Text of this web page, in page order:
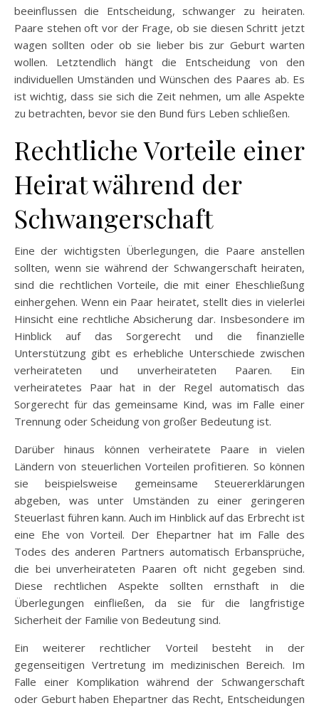
beeinflussen die Entscheidung, schwanger zu heiraten.
Paare stehen oft vor der Frage, ob sie diesen Schritt jetzt
wagen sollten oder ob sie lieber bis zur Geburt warten
wollen. Letztendlich hängt die Entscheidung von den
individuellen Umständen und Wünschen des Paares ab. Es
ist wichtig, dass sie sich die Zeit nehmen, um alle Aspekte
zu betrachten, bevor sie den Bund fürs Leben schließen.
Rechtliche Vorteile einer
Heirat während der
Schwangerschaft
Eine der wichtigsten Überlegungen, die Paare anstellen
sollten, wenn sie während der Schwangerschaft heiraten,
sind die rechtlichen Vorteile, die mit einer Eheschließung
einhergehen. Wenn ein Paar heiratet, stellt dies in vielerlei
Hinsicht eine rechtliche Absicherung dar. Insbesondere im
Hinblick auf das Sorgerecht und die finanzielle
Unterstützung gibt es erhebliche Unterschiede zwischen
verheirateten und unverheirateten Paaren. Ein
verheiratetes Paar hat in der Regel automatisch das
Sorgerecht für das gemeinsame Kind, was im Falle einer
Trennung oder Scheidung von großer Bedeutung ist.
Darüber hinaus können verheiratete Paare in vielen
Ländern von steuerlichen Vorteilen profitieren. So können
sie beispielsweise gemeinsame Steuererklärungen
abgeben, was unter Umständen zu einer geringeren
Steuerlast führen kann. Auch im Hinblick auf das Erbrecht ist
eine Ehe von Vorteil. Der Ehepartner hat im Falle des
Todes des anderen Partners automatisch Erbansprüche,
die bei unverheirateten Paaren oft nicht gegeben sind.
Diese rechtlichen Aspekte sollten ernsthaft in die
Überlegungen einfließen, da sie für die langfristige
Sicherheit der Familie von Bedeutung sind.
Ein weiterer rechtlicher Vorteil besteht in der
gegenseitigen Vertretung im medizinischen Bereich. Im
Falle einer Komplikation während der Schwangerschaft
oder Geburt haben Ehepartner das Recht, Entscheidungen